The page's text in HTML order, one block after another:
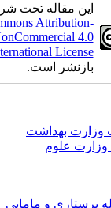
این مقاله تحت
Attribution-
NonCommercial 4.0
License
بازنشر است.
بهداشت
علوم
پرستاری و مامایی